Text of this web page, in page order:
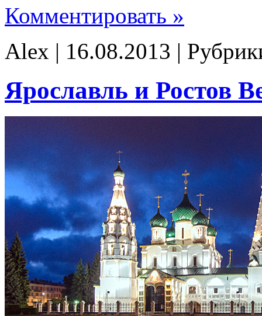
Комментировать »
Alex | 16.08.2013 |
Ярославль и Ростов